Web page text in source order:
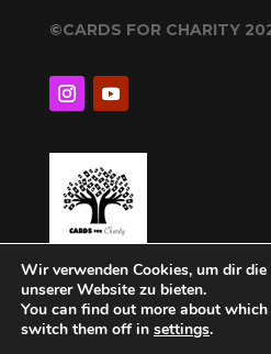
©CARDS FOR CHARITY
Wir verwenden Cookies, um dir
unserer Website zu bieten.
You can find out more about
switch them off in settings.